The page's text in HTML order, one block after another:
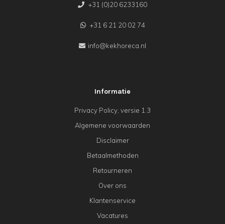
+31 (0)20 6233160
+31 6 21 20 02 74
info@kekhoreca.nl
Informatie
Privacy Policy, versie 1.3
Algemene voorwaarden
Disclaimer
Betaalmethoden
Retourneren
Over ons
Klantenservice
Vacatures